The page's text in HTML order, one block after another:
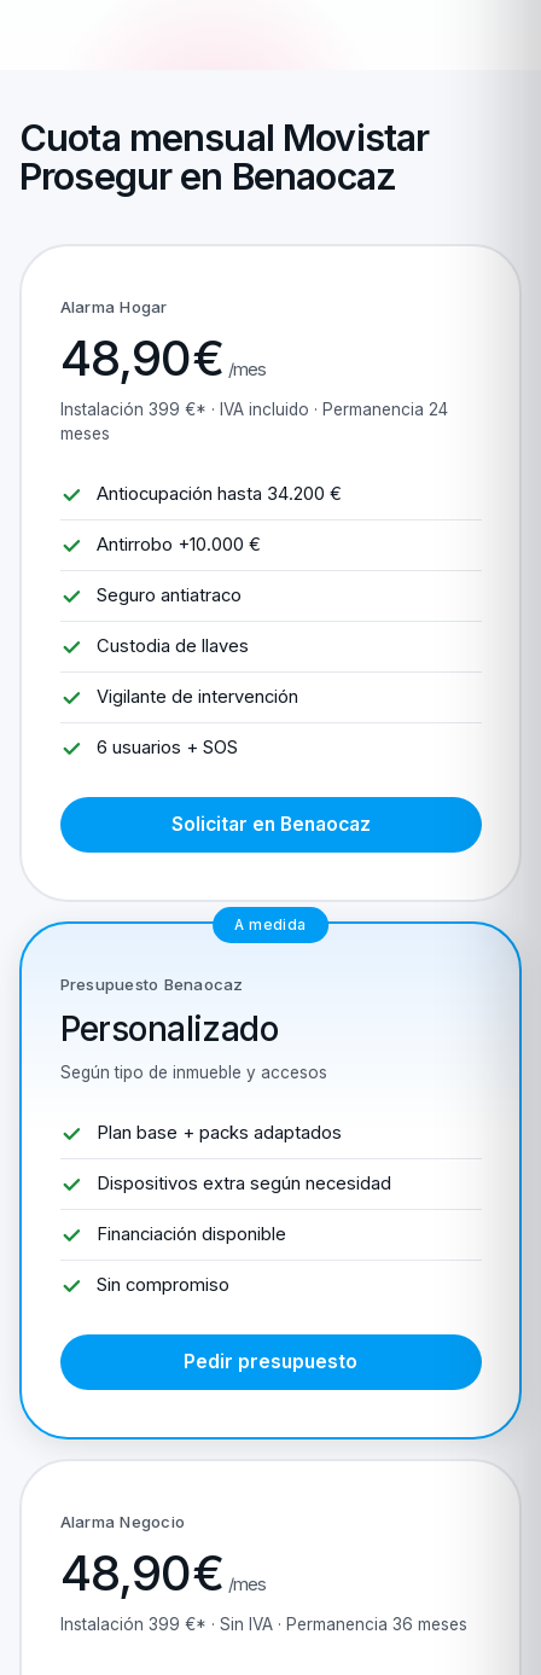
Cuota mensual Movistar
Prosegur en Benaocaz
Alarma Hogar
48,90€ /mes
Instalación 399 €* · IVA incluido · Permanencia 24
meses
Antiocupación hasta 34.200 €
Antirrobo +10.000 €
Seguro antiatraco
Custodia de llaves
Vigilante de intervención
6 usuarios + SOS
Solicitar en Benaocaz
A medida
Presupuesto Benaocaz
Personalizado
Según tipo de inmueble y accesos
Plan base + packs adaptados
Dispositivos extra según necesidad
Financiación disponible
Sin compromiso
Pedir presupuesto
Alarma Negocio
48,90€ /mes
Instalación 399 €* · Sin IVA · Permanencia 36 meses